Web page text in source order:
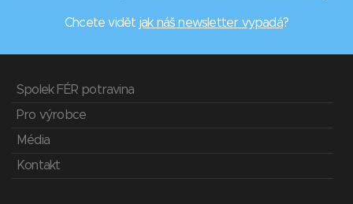
Chcete vidět jak náš newsletter vypadá?
Spolek FÉR potravina
Pro výrobce
Média
Kontakt